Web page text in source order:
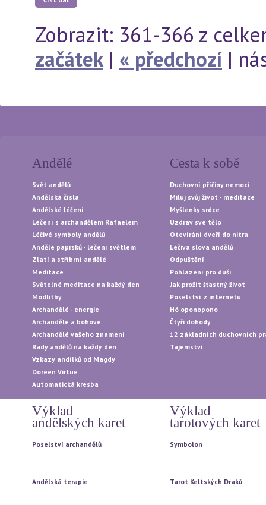
Zobrazit: 361-366 z
začátek| « předchozí |
Andělé
Svět andělů
Andělská čísla
Andělské léčení
Léčení s archandělem Rafaelem
Léčivé symboly andělů
Andělé paprsků - léčení světlem
Zlatí a stříbrní andělé
Meditace
Světelné meditace na každý den
Modlitby
Archandělé - energie
Archandělé a bohové
Archandělé vašeho znamení
Rady andělů na každý den
Vzkazy andílků od Magdy
Doreen Virtue
Automatická kresba
Cesta k sobě
Duchovní příčiny nemocí
Miluj svůj život - meditace
Myšlenky srdce
Uzdrav své tělo
Otevírání dveří do nitra
Léčivá slova andělů
Odpuštění
Pohlazení pro duši
Jak prožít šťastný život
Poselství z internetu
Hó oponopono
Čtyři dohody
12 základních duchovních
Tajemství
Výklad
andělských karet
Poselství archandělů
Andělská terapie
Výklad
tarotových karet
Symbolon
Tarot Keltských Draků